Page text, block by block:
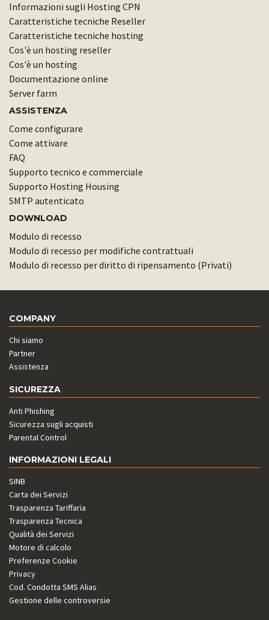
Informazioni sugli Hosting CPN
Caratteristiche tecniche Reseller
Caratteristiche tecniche hosting
Cos'è un hosting reseller
Cos'è un hosting
Documentazione online
Server farm
ASSISTENZA
Come configurare
Come attivare
FAQ
Supporto tecnico e commerciale
Supporto Hosting Housing
SMTP autenticato
DOWNLOAD
Modulo di recesso
Modulo di recesso per modifiche contrattuali
Modulo di recesso per diritto di ripensamento (Privati)
COMPANY
Chi siamo
Partner
Assistenza
SICUREZZA
Anti Phishing
Sicurezza sugli acquisti
Parental Control
INFORMAZIONI LEGALI
SINB
Carta dei Servizi
Trasparenza Tariffaria
Trasparenza Tecnica
Qualità dei Servizi
Motore di calcolo
Preferenze Cookie
Privacy
Cod. Condotta SMS Alias
Gestione delle controversie